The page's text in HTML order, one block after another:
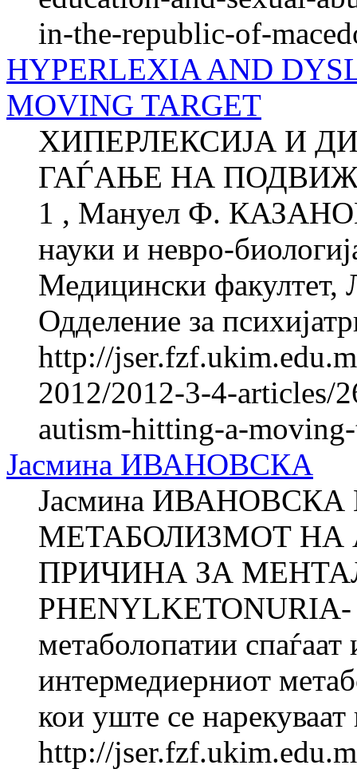
in-the-republic-of-
HYPERLEXIA AND
MOVING TARGET
ХИПЕРЛЕКСИЈА И
ГАЃАЊЕ НА
1 , Мануел Ф.
науки и невро-
Медицински
Одделение за
http://
2012/2012-3-4-articles/
autism-hitting-a-
Јасмина ИВАНОВСКА
Јасмина
МЕТАБОЛИЗМОТ
ПРИЧИНА ЗА
PHENYLKETONURIA-
метаболопатии
интермедиерниот
кои уште се нарекуваат
http://